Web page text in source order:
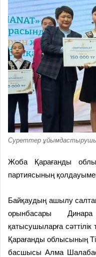
Суреттер
Жоба Қарағанды
партиясының қолдауымен
Байқаудың ашылу
орынбасары
қатысушыларға сәттілік
Қарағанды облысының
басшысы Алма